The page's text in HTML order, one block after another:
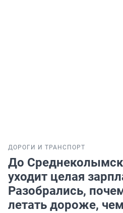
ДОРОГИ И ТРАНСПОРТ
До
уходит целая
Разобрались,
летать дороже,